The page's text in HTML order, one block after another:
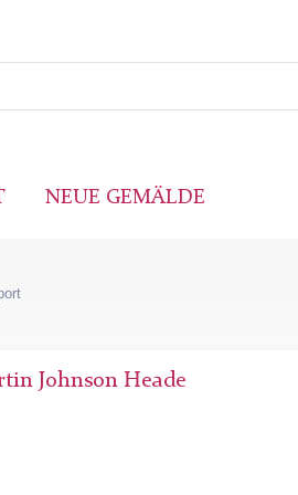
NEUE GEMÄLDE
Johnson Heade